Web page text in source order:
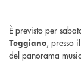
È previsto per
Teggiano, presso il
del panorama